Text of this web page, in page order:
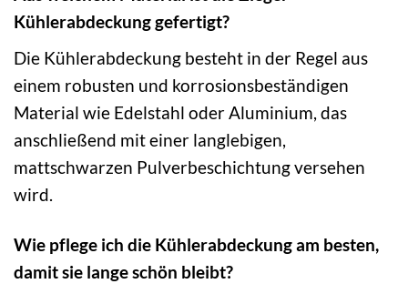
Kühlerabdeckung gefertigt?
Die Kühlerabdeckung besteht in der Regel aus
einem robusten und korrosionsbeständigen
Material wie Edelstahl oder Aluminium, das
anschließend mit einer langlebigen,
mattschwarzen Pulverbeschichtung versehen
wird.
Wie pflege ich die Kühlerabdeckung am besten,
damit sie lange schön bleibt?